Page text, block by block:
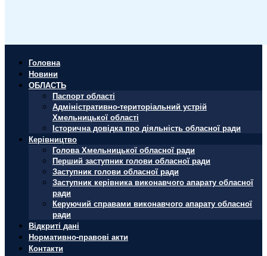
Головна
Новини
ОБЛАСТЬ
Паспорт області
Адміністративно-територіальний устрій
Хмельницької області
Історична довідка про діяльність обласної ради
Керівництво
Голова Хмельницької обласної ради
Перший заступник голови обласної ради
Заступник голови обласної ради
Заступник керівника виконавчого апарату обласної
ради
Керуючий справами виконавчого апарату обласної
ради
Відкриті дані
Нормативно-правові акти
Контакти